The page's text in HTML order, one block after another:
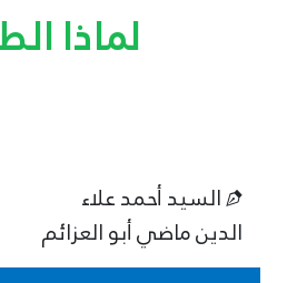
لماذا
السيد أحمد علاء
الدين ماضي أبو العزائم